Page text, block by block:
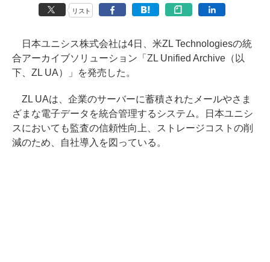
リスト
日本ユニシス株式会社は4日、米ZL Technologiesの統
合アーカイブソリューション「ZL Unified Archive（以
下、ZL UA）」を発売した。
ZL UAは、企業のサーバーに蓄積されたメールやさま
ざまな電子データを統合管理するシステム。日本ユニシ
スにおいても監査の信頼性向上、ストレージコストの削
減のため、自社導入を図っている。